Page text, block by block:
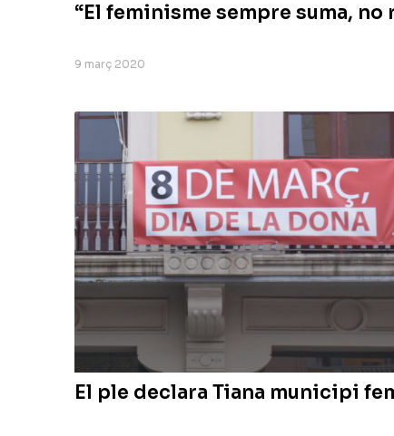
“El feminisme sempre suma, no
9 març 2020
El ple declara Tiana municipi